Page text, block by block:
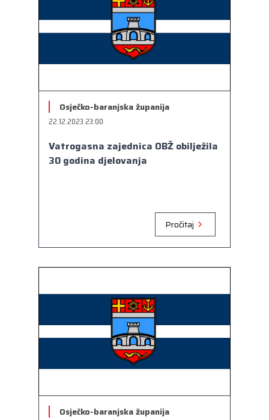
Osječko-baranjska županija
22.12.2023 23:00
Vatrogasna zajednica OBŽ obilježila
30 godina djelovanja
Pročitaj
Osječko-baranjska županija